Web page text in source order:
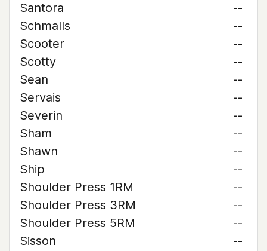
Santora
--
Schmalls
--
Scooter
--
Scotty
--
Sean
--
Servais
--
Severin
--
Sham
--
Shawn
--
Ship
--
Shoulder Press 1RM
--
Shoulder Press 3RM
--
Shoulder Press 5RM
--
Sisson
--